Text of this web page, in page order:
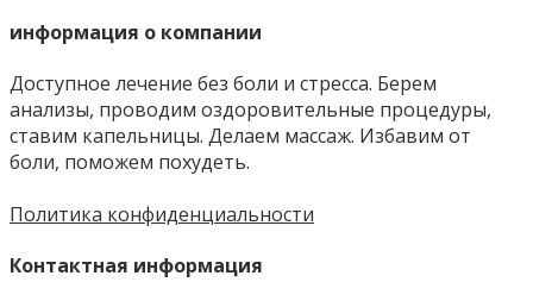
информация о компании
Доступное лечение без боли и стресса. Берем
анализы, проводим оздоровительные процедуры,
ставим капельницы. Делаем массаж. Избавим от
боли, поможем похудеть.
Политика конфиденциальности
Контактная информация